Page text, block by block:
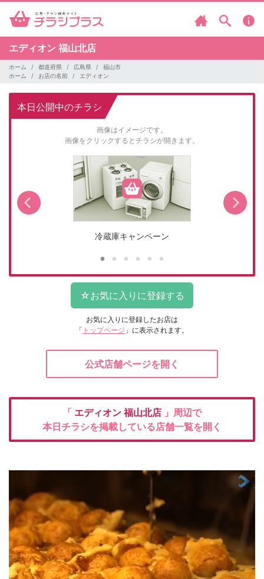
エディオン 福山北店
ホーム 都道府県 広島県
福山市
ホーム
お店の名前 エディオン
本日公開中のチラシ
画像はイメージです。
画像をクリックするとチラシが開きます。
冷蔵庫キャンペーン
お気に入りに登録したお店は
「 トップページ 」に表示されます。
公式店舗ページを開く
「 エディオン 福山北店 」周辺で
本日チラシを掲載している店舗一覧を開く